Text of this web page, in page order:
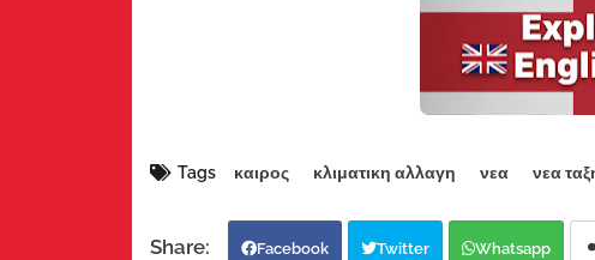
Tags καιρος κλιματικη αλλαγη νεα νεα
Facebook Twitter Whatsapp